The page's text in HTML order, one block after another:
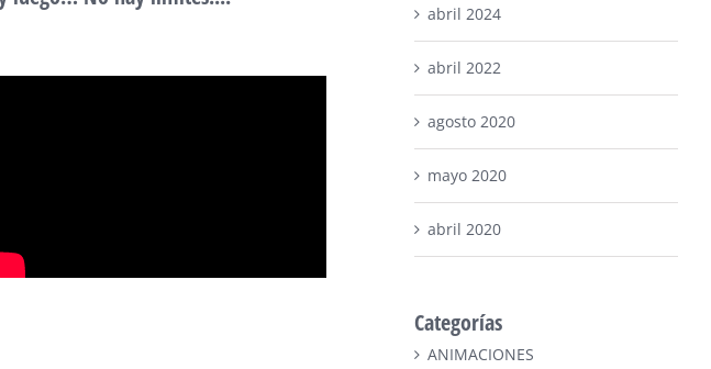
abril 2024
abril 2022
agosto 2020
mayo 2020
abril 2020
Categorías
ANIMACIONES